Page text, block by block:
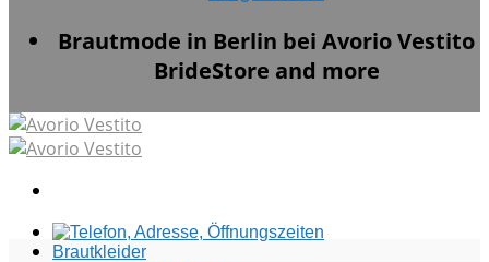
Brautmode in Berlin bei Avorio Vestito
BrideStore and more
Brautkleider